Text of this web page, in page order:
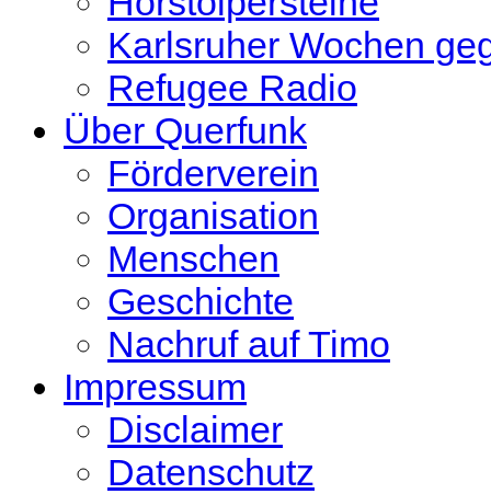
Karlsruher Wochen
Refugee Radio
Über Querfunk
Förderverein
Organisation
Menschen
Geschichte
Nachruf auf Timo
Impressum
Disclaimer
Datenschutz